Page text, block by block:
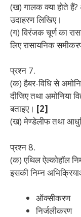
(ख) गालक क्या होते हैं?
उदाहरण लिखिए।
(ग) विरंजक चूर्ण का
लिए रासायनिक
प्रश्न 7.
(क) हैबर-विधि से
दीजिए तथा अमोनिया
बताइए। [2]
(ख) मेण्डेलीफ तथा
प्रश्न 8.
(क) एथिल ऐल्कोहॉल
इसकी निम्न
ऑक्सीकरण
निर्जलीकरण